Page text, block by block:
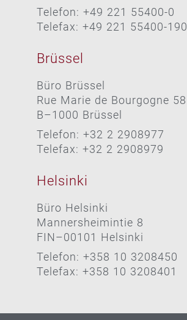
Telefon: +49 221 55400-0
Telefax: +49 221 55400-190
Brüssel
Büro Brüssel
Rue Marie de Bourgogne 58
B–1000 Brüssel
Telefon: +32 2 2908977
Telefax: +32 2 2908979
Helsinki
Büro Helsinki
Mannersheimintie 8
FIN–00101 Helsinki
Telefon: +358 10 3208450
Telefax: +358 10 3208401